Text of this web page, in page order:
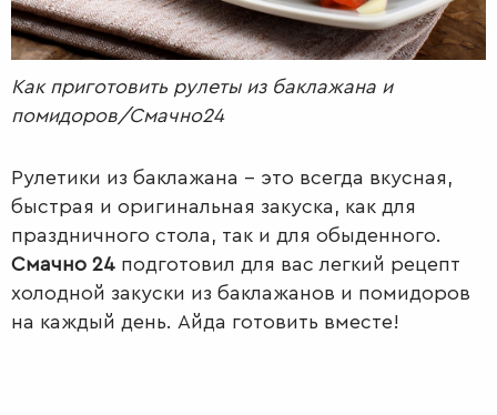
Как приготовить рулеты из баклажана и
помидоров/Смачно24
Рулетики из баклажана – это всегда вкусная,
быстрая и оригинальная закуска, как для
праздничного стола, так и для обыденного.
Смачно 24 подготовил для вас легкий рецепт
холодной закуски из баклажанов и помидоров
на каждый день. Айда готовить вместе!